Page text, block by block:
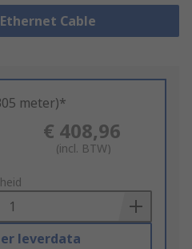
Cable
meter)*
€ 408,96
(incl. BTW)
leverdata